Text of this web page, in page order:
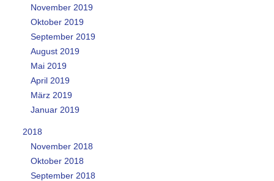
November 2019
Oktober 2019
September 2019
August 2019
Mai 2019
April 2019
März 2019
Januar 2019
2018
November 2018
Oktober 2018
September 2018